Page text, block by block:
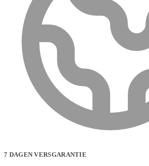
7 DAGEN VERSGARANTIE